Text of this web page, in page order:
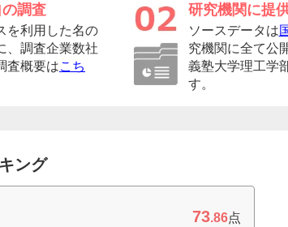
調査
を利用した名の
、調査企業数社
査概要はこち
研究機関に提
ソースデータは
究機関に全て公
義塾大学理工学
す。
ング
73.86点